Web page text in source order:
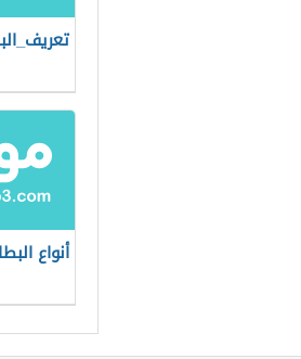
أنواع